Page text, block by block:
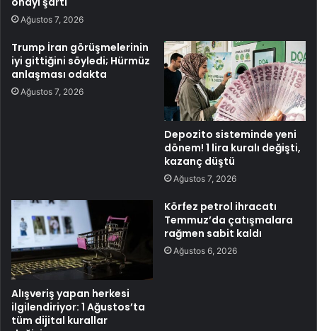
Ağustos 7, 2026
Trump İran görüşmelerinin
iyi gittiğini söyledi; Hürmüz
anlaşması odakta
Ağustos 7, 2026
Depozito sisteminde yeni
dönem! 1 lira kuralı değişti,
kazanç düştü
Ağustos 7, 2026
Alışveriş yapan herkesi
ilgilendiriyor: 1 Ağustos’ta
tüm dijital kurallar
Körfez petrol ihracatı
Temmuz’da çatışmalara
rağmen sabit kaldı
Ağustos 6, 2026